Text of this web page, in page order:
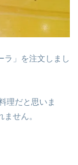
ラ」を注文しまし
理だと思いま
せん。